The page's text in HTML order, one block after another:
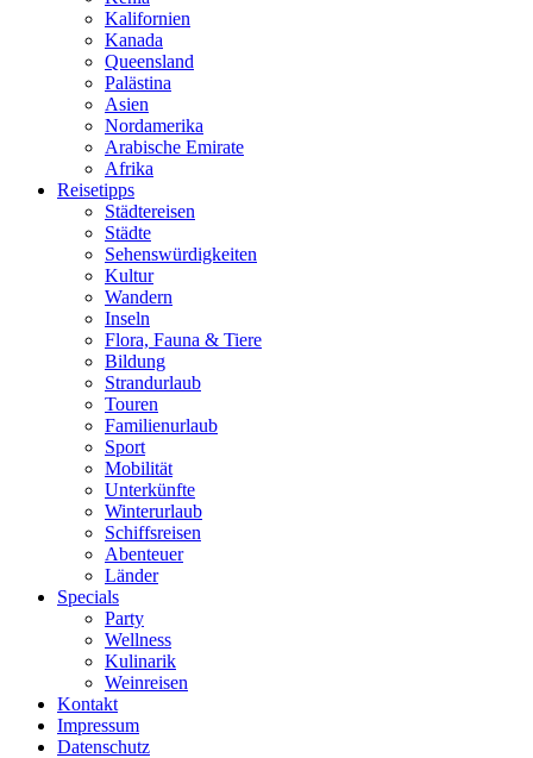
Kalifornien
Kanada
Queensland
Palästina
Asien
Nordamerika
Arabische Emirate
Afrika
Reisetipps
Städtereisen
Städte
Sehenswürdigkeiten
Kultur
Wandern
Inseln
Flora, Fauna & Tiere
Bildung
Strandurlaub
Touren
Familienurlaub
Sport
Mobilität
Unterkünfte
Winterurlaub
Schiffsreisen
Abenteuer
Länder
Specials
Party
Wellness
Kulinarik
Weinreisen
Kontakt
Impressum
Datenschutz